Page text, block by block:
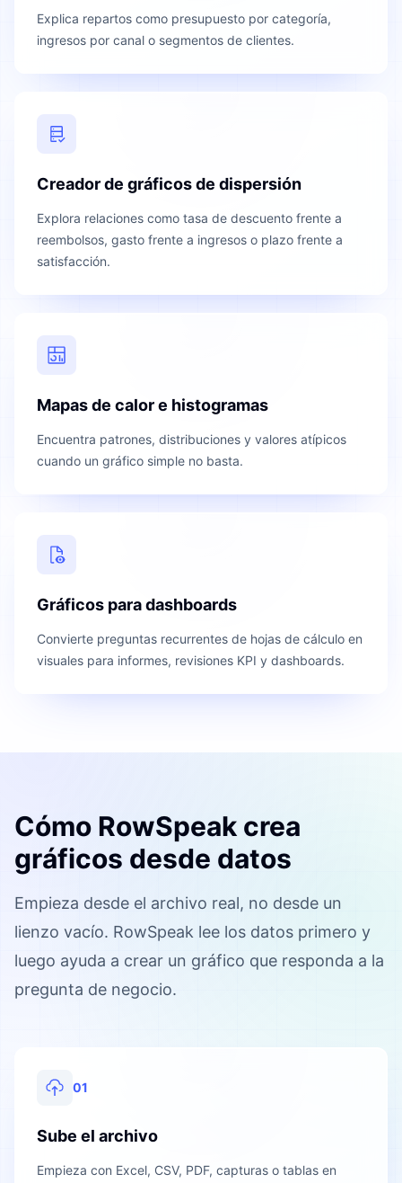
Explica repartos como presupuesto por categoría,
ingresos por canal o segmentos de clientes.
Creador de gráficos de dispersión
Explora relaciones como tasa de descuento frente a
reembolsos, gasto frente a ingresos o plazo frente a
satisfacción.
Mapas de calor e histogramas
Encuentra patrones, distribuciones y valores atípicos
cuando un gráfico simple no basta.
Gráficos para dashboards
Convierte preguntas recurrentes de hojas de cálculo en
visuales para informes, revisiones KPI y dashboards.
Cómo RowSpeak crea
gráficos desde datos
Empieza desde el archivo real, no desde un
lienzo vacío. RowSpeak lee los datos primero y
luego ayuda a crear un gráfico que responda a la
pregunta de negocio.
01
Sube el archivo
Empieza con Excel, CSV, PDF, capturas o tablas en